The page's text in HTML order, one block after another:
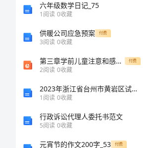
SOoAMKyqNNghYaQHUPcv
六年级数学日记_75
1阅读 0收藏
供暖公司应急预案 付费
3阅读 0收藏
第三章学前儿童注意和感知觉的发展ppt课件 付费
2阅读 0收藏
2023年浙江省台州市黄岩区试验检测师之交通工程考试题库含完整答案【全优】
1阅读 0收藏
行政诉讼代理人委托书范文
5阅读 0收藏
元宵节的作文200字_53 付费